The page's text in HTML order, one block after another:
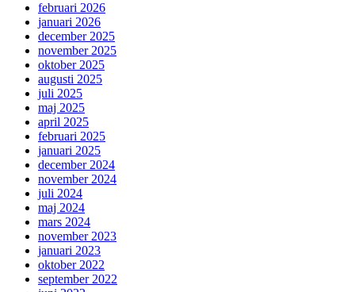
februari 2026
januari 2026
december 2025
november 2025
oktober 2025
augusti 2025
juli 2025
maj 2025
april 2025
februari 2025
januari 2025
december 2024
november 2024
juli 2024
maj 2024
mars 2024
november 2023
januari 2023
oktober 2022
september 2022